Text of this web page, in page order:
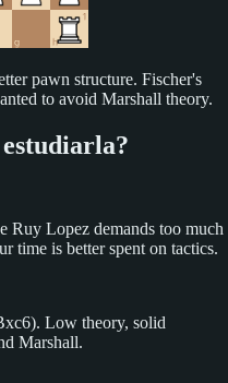
pawn structure. Fischer's
to avoid Marshall theory.
Ruy Lopez demands too much
time is better spent on tactics.
Low theory, solid
Marshall.